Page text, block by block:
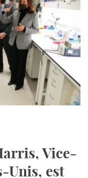
Vice-
Unis, est